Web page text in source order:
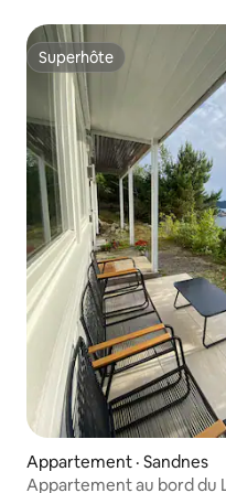
Superhôte
Superhôte
Appartement · Sandnes
Appartement au bord du